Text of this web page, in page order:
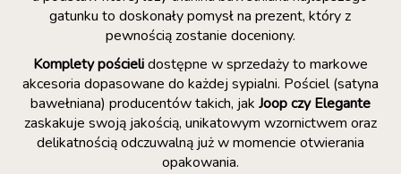
gatunku to doskonały pomysł na prezent, który z
pewnością zostanie doceniony.
Komplety pościelidostępne w sprzedaży to markowe
akcesoria dopasowane do każdej sypialni. Pościel (satyna
bawełniana) producentów takich, jak Joop czy Elegante
zaskakuje swoją jakością, unikatowym wzornictwem oraz
delikatnością odczuwalną już w momencie otwierania
opakowania.